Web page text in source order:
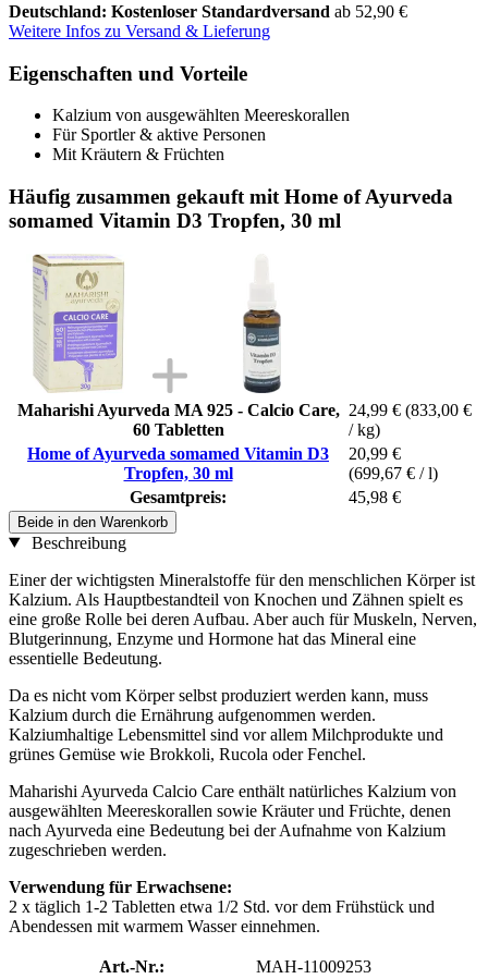
Deutschland: Kostenloser Standardversand ab 52,90 €
Weitere Infos zu Versand & Lieferung
Eigenschaften und Vorteile
Kalzium von ausgewählten Meereskorallen
Für Sportler & aktive Personen
Mit Kräutern & Früchten
Häufig zusammen gekauft mit Home of Ayurveda
somamed Vitamin D3 Tropfen, 30 ml
Maharishi Ayurveda MA 925 - Calcio Care,
60 Tabletten
24,99 € (833,00 €
/ kg)
Home of Ayurveda somamed Vitamin D3
Tropfen, 30 ml
20,99 €
(699,67 € / l)
Gesamtpreis:
45,98 €
Beide in den Warenkorb
Beschreibung
Einer der wichtigsten Mineralstoffe für den menschlichen Körper ist
Kalzium. Als Hauptbestandteil von Knochen und Zähnen spielt es
eine große Rolle bei deren Aufbau. Aber auch für Muskeln, Nerven,
Blutgerinnung, Enzyme und Hormone hat das Mineral eine
essentielle Bedeutung.
Da es nicht vom Körper selbst produziert werden kann, muss
Kalzium durch die Ernährung aufgenommen werden.
Kalziumhaltige Lebensmittel sind vor allem Milchprodukte und
grünes Gemüse wie Brokkoli, Rucola oder Fenchel.
Maharishi Ayurveda Calcio Care enthält natürliches Kalzium von
ausgewählten Meereskorallen sowie Kräuter und Früchte, denen
nach Ayurveda eine Bedeutung bei der Aufnahme von Kalzium
zugeschrieben werden.
Verwendung für Erwachsene:
2 x täglich 1-2 Tabletten etwa 1/2 Std. vor dem Frühstück und
Abendessen mit warmem Wasser einnehmen.
Art.-Nr.: MAH-11009253